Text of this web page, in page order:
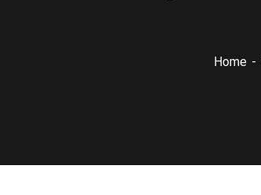
Home